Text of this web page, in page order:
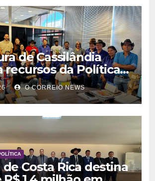
de Cassilândia
recursos da Política
Aldir Blanc a
culturais
O CORREIO NEWS
de Costa Rica destina